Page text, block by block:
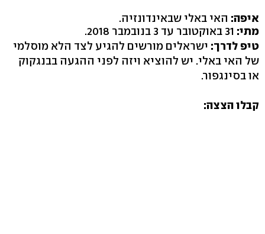
איפה: האי באלי שבאינדונזיה.
מתי:
טיפ לדרך: ישראלים מורשים להגיע לצד הלא מוסלמי
של האי באלי. יש להוציא ויזה לפני ההגעה בבנגקוק
או בסינגפור.
קבלו הצצה: